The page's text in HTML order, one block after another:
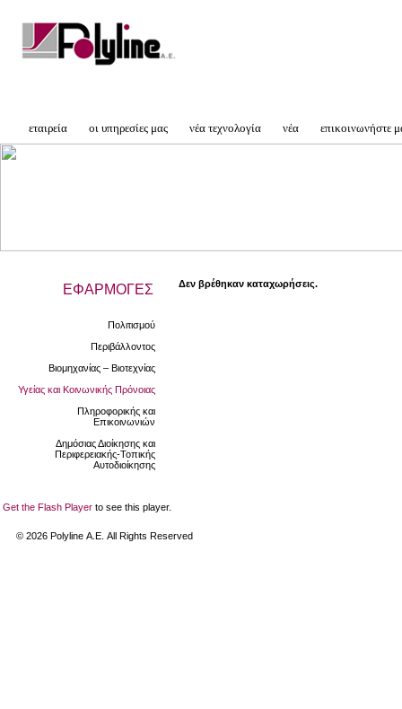
εταιρεία οι υπηρεσίες μας νέα τεχνολογία νέα επικοινωνήστε
ΕΦΑΡΜΟΓΕΣ
Πολιτισμού
Περιβάλλοντος
Βιομηχανίας – Βιοτεχνίας
Υγείας και Κοινωνικής Πρόνοιας
Πληροφορικής και
Επικοινωνιών
Δημόσιας Διοίκησης και
Περιφερειακής-Τοπικής
Αυτοδιοίκησης
Δεν βρέθηκαν καταχωρήσεις.
Get the Flash Player to see this player.
© 2026 Polyline Α.Ε. All Rights Reserved